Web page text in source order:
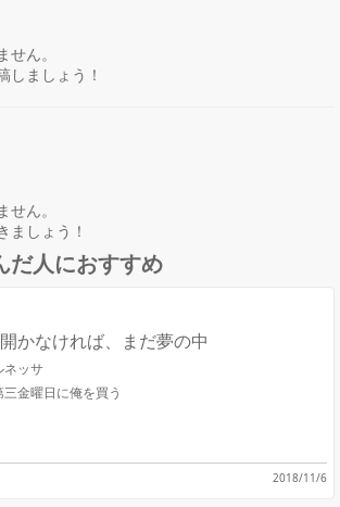
ん。
しましょう！
ん。
ましょう！
だ人におすすめ
かなければ、まだ夢の中
ネッサ
金曜日に俺を買う
2018/11/6